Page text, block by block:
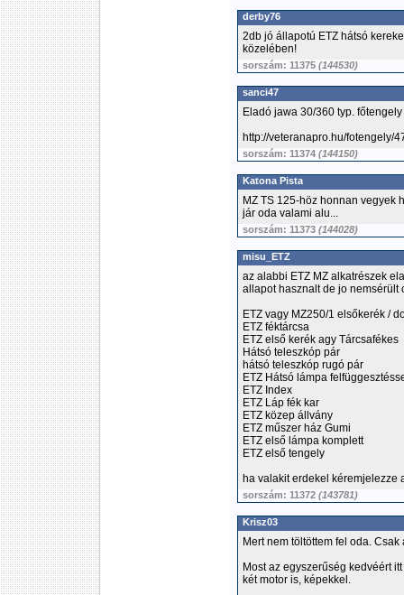
derby76
2db jó állapotú ETZ hátsó
közelében!
sorszám: 11375 (144530)
sanci47
Eladó jawa 30/360 typ.
http://veteranapro.hu/fotengely/
sorszám: 11374 (144150)
Katona Pista
MZ TS 125-höz honnan vegyek
jár oda valami alu...
sorszám: 11373 (144028)
misu_ETZ
az alabbi ETZ MZ alkatrészek
allapot hasznalt de jo nemsérült
ETZ vagy MZ250/1 elsőkerék /
ETZ féktárcsa
ETZ első kerék agy Tárcsafékes
Hátsó teleszkóp pár
hátsó teleszkóp rugó pár
ETZ Hátsó lámpa
ETZ Index
ETZ Láp fék kar
ETZ közep állvány
ETZ műszer ház Gumi
ETZ első lámpa komplett
ETZ első tengely
ha valakit erdekel kéremjelezze
sorszám: 11372 (143781)
Krisz03
Mert nem töltöttem fel oda.
Most az egyszerűség kedvéért
két motor is, képekkel.